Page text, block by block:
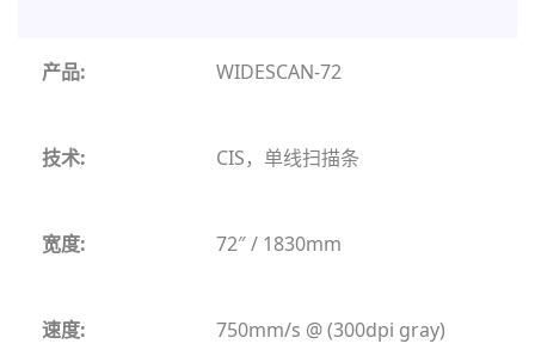
WIDESCAN-72
CIS，单线扫描条
72″ / 1830mm
750mm/s @ (300dpi gray)